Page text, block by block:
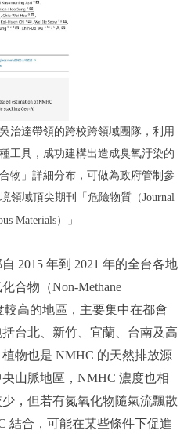
治達帶領的跨校跨領域團隊，利用
工具，成功建構出造成臭氧汙染的
物」詳細分布，可做為政府管制參
領域頂尖期刊「危險物質（Journal
Materials）」
2015 年到 2021 年的全台各地
合物（Non-Methane
較高的地區，主要集中在都會
台北、新竹、宜蘭、台南及高
物也是 NMHC 的天然排放源
山脈地區，NMHC 濃度也相
，但若有氮氧化物隨氣流飄散
結合，可能在某些條件下促進